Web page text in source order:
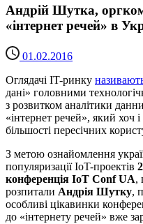
Андрій Шутка,
«інтернет речей» в
01.02.2016
Оглядачі IT-ринку
дані» головними
з розвитком аналітики
«інтернет речей», який хоч і
більшості пересічних
З метою ознайомлення
популяризації IoT-проектів
конференція IoT Conf UA,
розпитали Андрія Шутку,
особливі цікавинки
до «інтернету речей» вже